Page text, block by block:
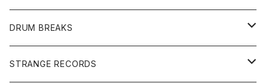
JAPANESE DJ
7"/12"
DONUTS 45
GIRLS
DRUM BREAKS
US/UK/OTHERS
STRANGE RECORDS